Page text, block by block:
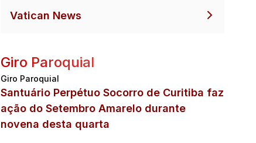
Vatican News
Giro Paroquial
Giro Paroquial
Santuário Perpétuo Socorro de Curitiba faz
ação do Setembro Amarelo durante
novena desta quarta